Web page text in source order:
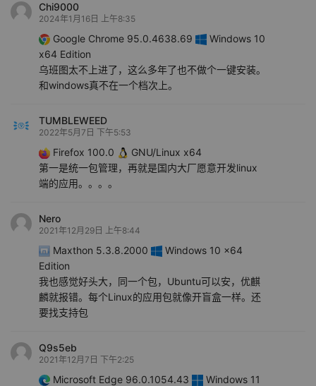
Chi9000
2024年1月16日 上午8:35
Google Chrome 95.0.4638.69
Windows 10
x64 Edition
乌班图太不上进了，这么多年了也不做个一键安装。
和windows真不在一个档次上。
TUMBLEWEED
2022年5月7日 下午5:53
Firefox 100.0
GNU/Linux x64
第一是统一包管理，再就是国内大厂愿意开发linux
端的应用。。。。
Nero
2021年12月29日 上午8:44
Maxthon 5.3.8.2000
Windows 10 x64
Edition
我也感觉好头大，同一个包，Ubuntu可以安，优麒
麟就报错。每个Linux的应用包就像开盲盒一样。还
要找支持包
Q9s5eb
2021年12月7日 下午2:25
Microsoft Edge 96.0.1054.43
Windows 11